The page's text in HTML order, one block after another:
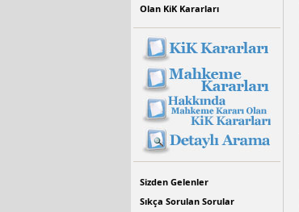
Olan KiK Kararları
Sizden Gelenler
Sıkça Sorulan Sorular